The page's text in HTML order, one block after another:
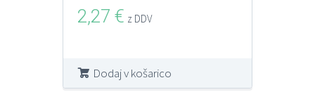
2,27 € z DDV
Dodaj v košarico